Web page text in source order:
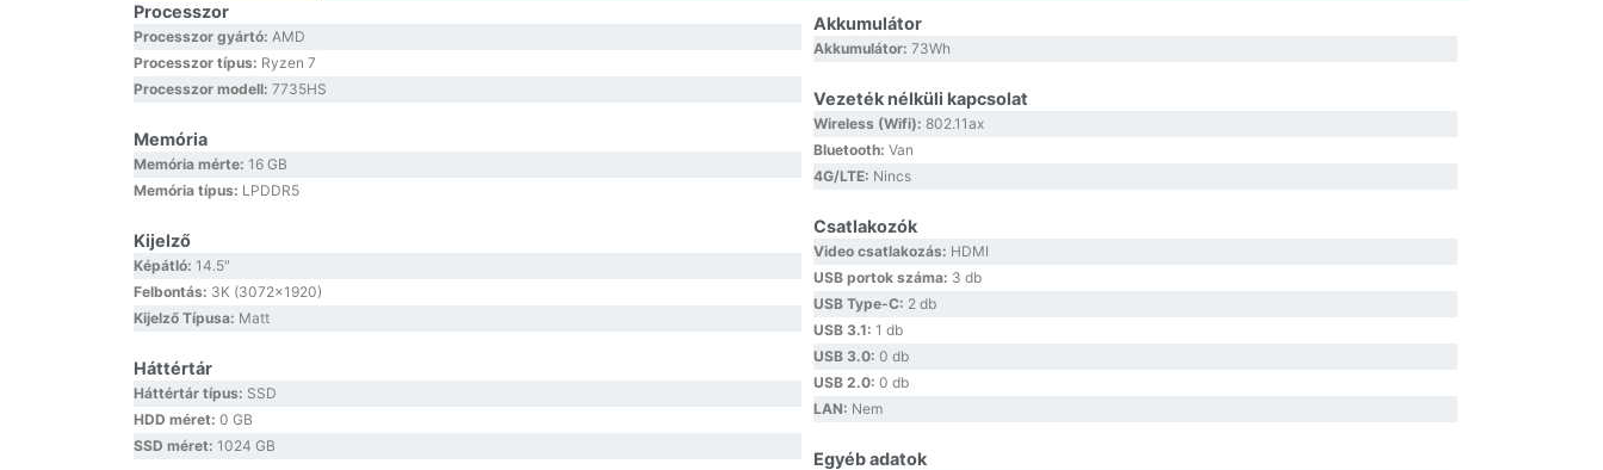
Processzor
Processzor gyártó: AMD
Processzor típus: Ryzen 7
Processzor modell: 7735HS
Memória
Memória mérte: 16 GB
Memória típus: LPDDR5
Kijelző
Képátló: 14.5″
Felbontás: 3K (3072×1920)
Kijelző Típusa: Matt
Háttértár
Háttértár típus: SSD
HDD méret: 0 GB
SSD méret: 1024 GB
Akkumulátor
Akkumulátor: 73Wh
Vezeték nélküli kapcsolat
Wireless (Wifi): 802.11ax
Bluetooth: Van
4G/LTE: Nincs
Csatlakozók
Video csatlakozás: HDMI
USB portok száma: 3 db
USB Type-C: 2 db
USB 3.1: 1 db
USB 3.0: 0 db
USB 2.0: 0 db
LAN: Nem
Egyéb adatok